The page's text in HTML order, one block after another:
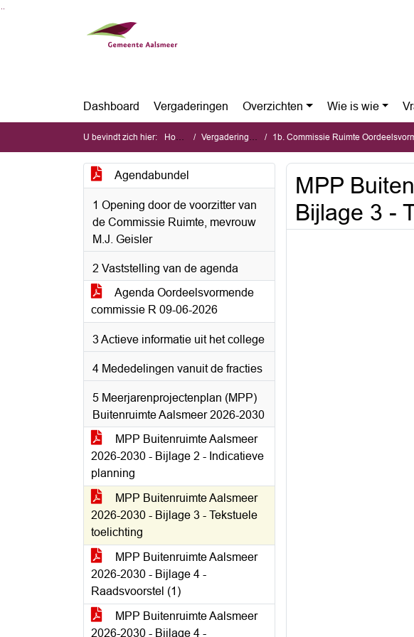
Dashboard Vergaderingen Overzichten Wie is wie
U bevindt zich hier: Home Vergaderingen 1b. Commissie Ruimte
Agendabundel
1 Opening door de voorzitter van
de Commissie Ruimte, mevrouw
M.J. Geisler
2 Vaststelling van de agenda
Agenda Oordeelsvormende
commissie R 09-06-2026
3 Actieve informatie uit het college
4 Mededelingen vanuit de fracties
5 Meerjarenprojectenplan (MPP)
Buitenruimte Aalsmeer 2026-2030
MPP Buitenruimte Aalsmeer
2026-2030 - Bijlage 2 - Indicatieve
planning
MPP Buitenruimte Aalsmeer
2026-2030 - Bijlage 3 - Tekstuele
toelichting
MPP Buitenruimte Aalsmeer
2026-2030 - Bijlage 4 -
Raadsvoorstel (1)
MPP Buitenruimte Aalsmeer
2026-2030 - Bijlage 4 -
MPP
Bijlage 3 -